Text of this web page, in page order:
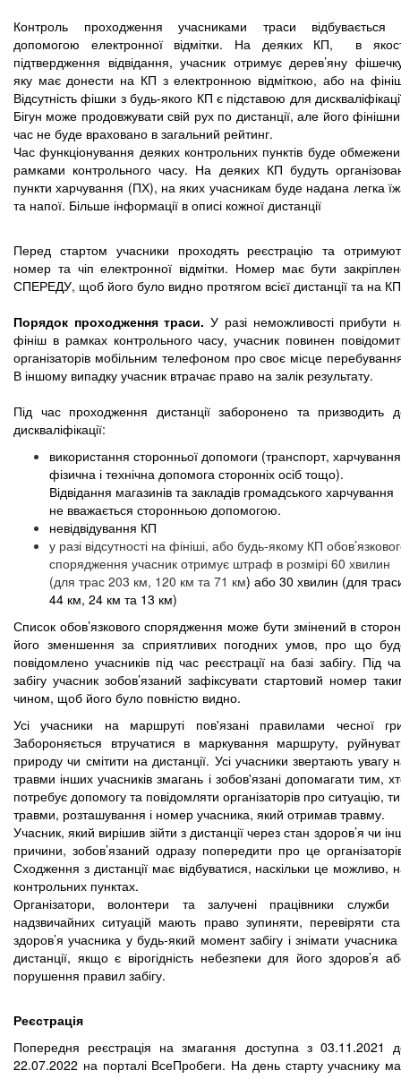
Контроль проходження учасниками траси відбувається
допомогою електронної відмітки. На деяких КП, в
підтвердження відвідання, учасник отримує дерев’яну
яку має донести на КП з електронною відміткою, або на
Відсутність фішки з будь-якого КП є підставою для
Бігун може продовжувати свій рух по дистанції, але його
час не буде враховано в загальний рейтинг.
Час функціонування деяких контрольних пунктів буде
рамками контрольного часу. На деяких КП будуть
пункти харчування (ПХ), на яких учасникам буде надана легка
та напої. Більше інформації в описі кожної дистанції
Перед стартом учасники проходять реєстрацію та
номер та чіп електронної відмітки. Номер має бути
СПЕРЕДУ, щоб його було видно протягом всієї дистанції та на
Порядок проходження траси.У разі неможливості прибути
фініш в рамках контрольного часу, учасник повинен
організаторів мобільним телефоном про своє місце
В іншому випадку учасник втрачає право на залік результату.
Під час проходження дистанції заборонено та призводить
дискваліфікації:
використання сторонньої допомоги (транспорт,
фізична і технічна допомога сторонніх осіб тощо).
Відвідання магазинів та закладів громадського харчування
не вважається сторонньою допомогою.
невідвідування КП
у разі відсутності на фініші, або будь-якому КП
спорядження учасник отримує штраф в розмірі 60 хвилин
(для трас 203 км, 120 км та 71 км) або 30 хвилин (для
44 км, 24 км та 13 км)
Список обов’язкового спорядження може бути змінений в
його зменшення за сприятливих погодних умов, про що
повідомлено учасників під час реєстрації на базі забігу. Під
забігу учасник зобов’язаний зафіксувати стартовий номер
чином, щоб його було повністю видно.
Усі учасники на маршруті пов'язані правилами чесної
Забороняється втручатися в маркування маршруту,
природу чи смітити на дистанції. Усі учасники звертають увагу
травми інших учасників змагань і зобов'язані допомагати тим,
потребує допомогу та повідомляти організаторів про ситуацію,
травми, розташування і номер учасника, який отримав травму.
Учасник, який вирішив зійти з дистанції через стан здоров’я чи
причини, зобов’язаний одразу попередити про це
Сходження з дистанції має відбуватися, наскільки це можливо,
контрольних пунктах.
Організатори, волонтери та залучені працівники служби
надзвичайних ситуацій мають право зупиняти, перевіряти
здоров’я учасника у будь-який момент забігу і знімати учасника
дистанції, якщо є вірогідність небезпеки для його здоров’я
порушення правил забігу.
Реєстрація
Попередня реєстрація на змагання доступна з 03.11.2021
22.07.2022 на порталі ВсеПробеги. На день старту учаснику